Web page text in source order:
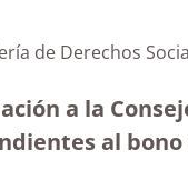
de Derechos
a la
al bono